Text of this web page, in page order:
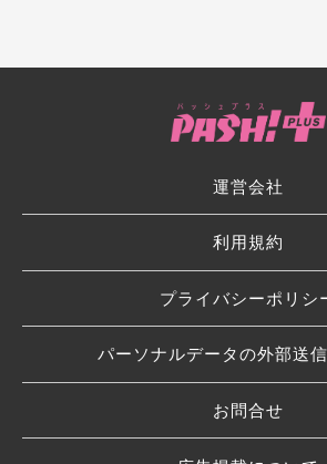
運営会社
利用規約
プライバシーポリシ
パーソナルデータの外部送
お問合せ